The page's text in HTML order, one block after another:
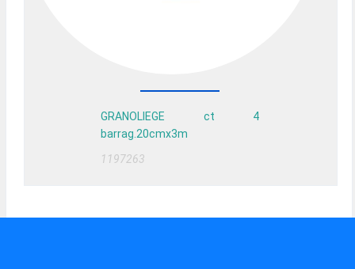
GRANOLIEGE ct 4
barrag.20cmx3m
1197263